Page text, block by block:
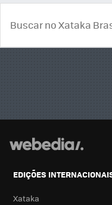
EDIÇÕES
Xataka